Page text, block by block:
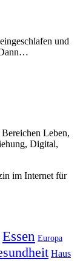
und
Leben,
Digital,
im Internet für
Essen Europa
Haus